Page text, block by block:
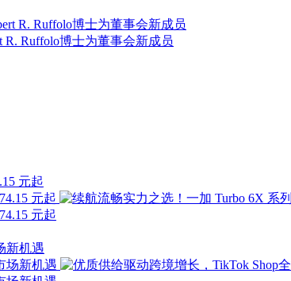
R. Ruffolo博士为董事会新成员
元起
新机遇